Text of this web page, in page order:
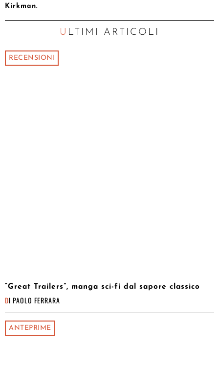
Kirkman.
ULTIMI ARTICOLI
RECENSIONI
“Great Trailers”, manga sci-fi dal sapore classico
DI PAOLO FERRARA
ANTEPRIME